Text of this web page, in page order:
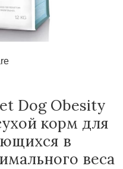
Dog Obesity
корм для
в
веса